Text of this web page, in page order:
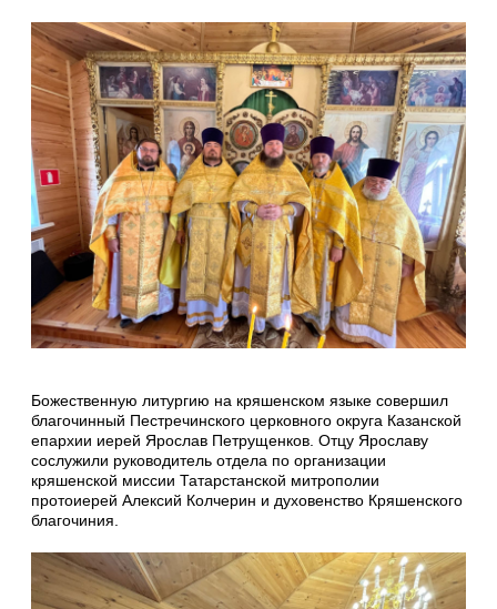
Божественную литургию на кряшенском языке совершил
благочинный Пестречинского церковного округа Казанской
епархии иерей Ярослав Петрущенков. Отцу Ярославу
сослужили руководитель отдела по организации
кряшенской миссии Татарстанской митрополии
протоиерей Алексий Колчерин и духовенство Кряшенского
благочиния.